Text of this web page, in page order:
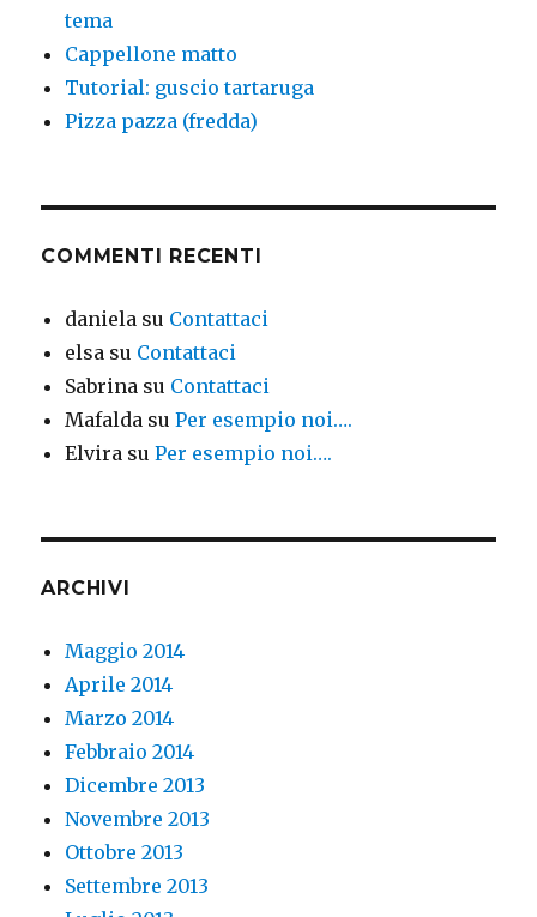
tema
Cappellone matto
Tutorial: guscio tartaruga
Pizza pazza (fredda)
COMMENTI RECENTI
daniela su Contattaci
elsa su Contattaci
Sabrina su Contattaci
Mafalda suPer esempio noi….
Elvira suPer esempio noi….
ARCHIVI
Maggio 2014
Aprile 2014
Marzo 2014
Febbraio 2014
Dicembre 2013
Novembre 2013
Ottobre 2013
Settembre 2013